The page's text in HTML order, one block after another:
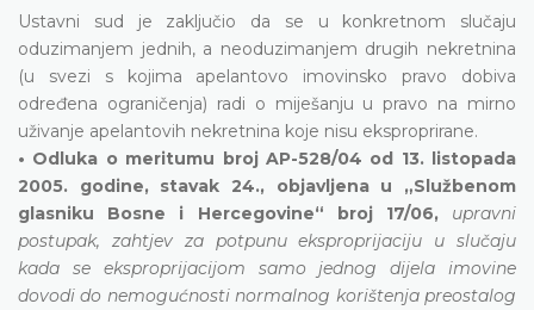
Ustavni sud je zaključio da se u konkretnom slučaju
oduzimanjem jednih, a neoduzimanjem drugih nekretnina
(u svezi s kojima apelantovo imovinsko pravo dobiva
određena ograničenja) radi o miješanju u pravo na mirno
uživanje apelantovih nekretnina koje nisu eksproprirane.
• Odluka o meritumu broj AP-528/04 od 13. listopada
2005. godine, stavak 24., objavljena u „Službenom
glasniku Bosne i Hercegovine“ broj 17/06, upravni
postupak, zahtjev za potpunu eksproprijaciju u slučaju
kada se eksproprijacijom samo jednog dijela imovine
dovodi do nemogućnosti normalnog korištenja preostalog